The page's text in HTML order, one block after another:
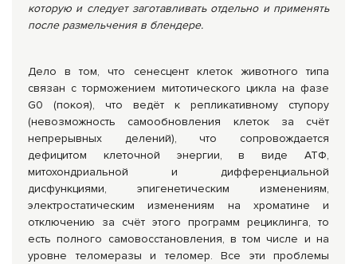
которую и следует заготавливать отдельно и применять
после размельчения в блендере.
Дело в том, что сенесцент клеток животного типа
связан с торможением митотического цикла на фазе
G0 (покоя), что ведёт к репликативному ступору
(невозможность самообновления клеток за счёт
непрерывных делений), что сопровождается
дефицитом клеточной энергии, в виде АТФ,
митохондриальной и дифференциальной
дисфункциями, эпигенетическим изменениям,
электростатическим изменениям на хроматине и
отключению за счёт этого программ рециклинга, то
есть полного самовосстановления, в том числе и на
уровне теломеразы и теломер. Все эти проблемы